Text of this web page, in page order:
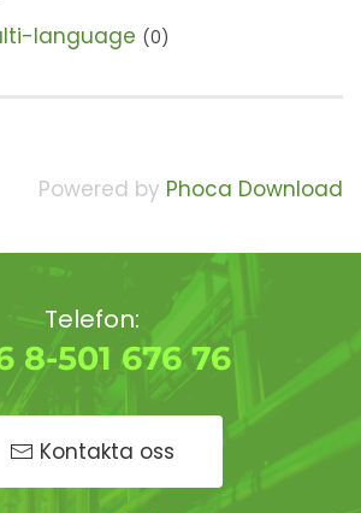
language (0)
Powered by Phoca Download
Telefon:
8-501 676 76
Kontakta oss